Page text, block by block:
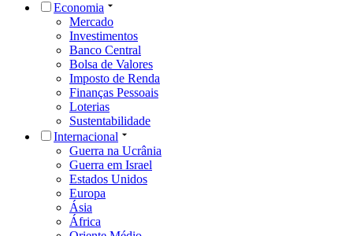
Economia
Mercado
Investimentos
Banco Central
Bolsa de Valores
Imposto de Renda
Finanças Pessoais
Loterias
Sustentabilidade
Internacional
Guerra na Ucrânia
Guerra em Israel
Estados Unidos
Europa
Ásia
África